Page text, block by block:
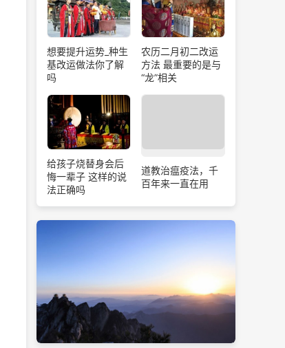
想要提升运势_种生
基改运做法你了解
吗
农历二月初二改运
方法 最重要的是与
“龙”相关
给孩子烧替身会后
悔一辈子 这样的说
法正确吗
道教治瘟疫法，千
百年来一直在用